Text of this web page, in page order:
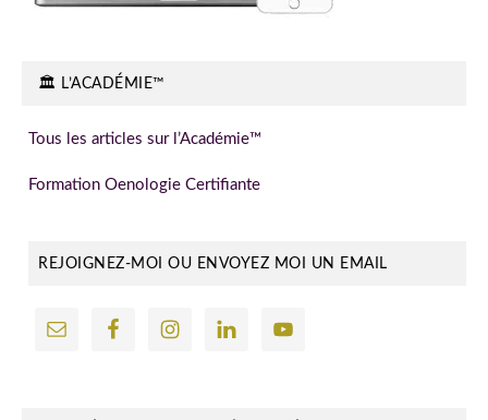
🏛️ L’ACADÉMIE™
Tous les articles sur l’Académie™
Formation Oenologie Certifiante
REJOIGNEZ-MOI OU ENVOYEZ MOI UN EMAIL